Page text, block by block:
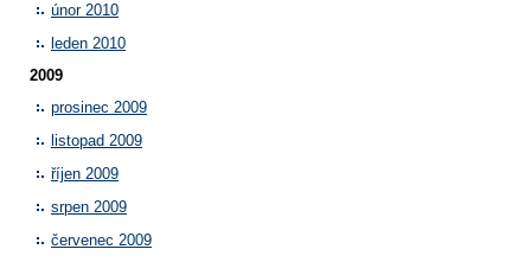
únor 2010
leden 2010
2009
prosinec 2009
listopad 2009
říjen 2009
srpen 2009
červenec 2009